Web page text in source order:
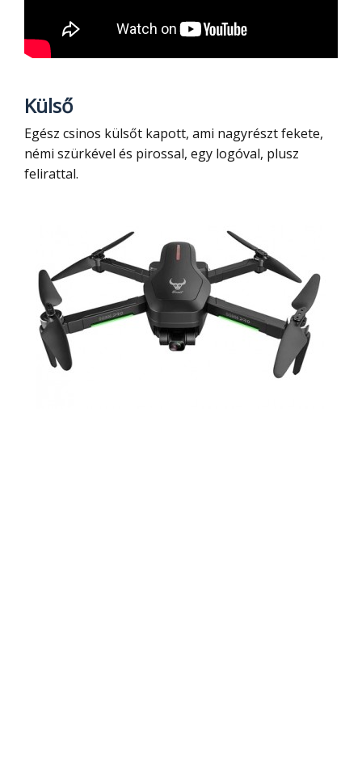
Külső
Egész csinos külsőt kapott, ami nagyrészt fekete,
némi szürkével és pirossal, egy logóval, plusz
felirattal.